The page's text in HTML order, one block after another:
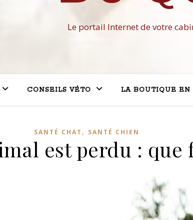
Le portail Internet de votre
CONSEILS VÉTO LA BOUTIQUE EN
SANTÉ CHAT , SANTÉ CHIEN
est perdu : que